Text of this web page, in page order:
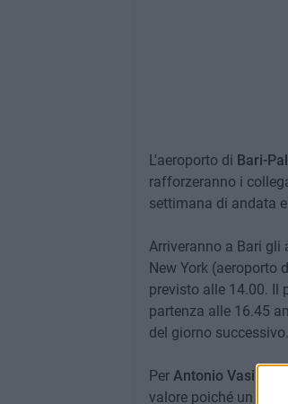
L'aeroporto di Bari-
rafforzeranno i
settimana di andata
Arriveranno a Bari gli
New York (aeroporto
previsto alle 14.00. Il
partenza alle 16.45
del giorno successivo.
Per Antonio Vasile
valore poiché un